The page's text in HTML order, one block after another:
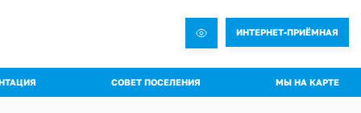
ИНТЕРНЕТ-ПРИЁМНАЯ
СОВЕТ ПОСЕЛЕНИЯ МЫ НА КАРТЕ